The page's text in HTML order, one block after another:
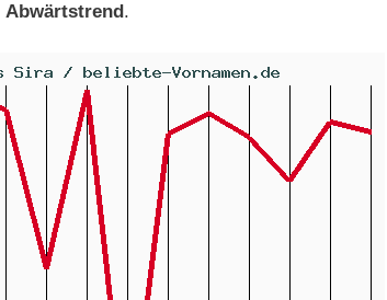
Abwärtstrend.